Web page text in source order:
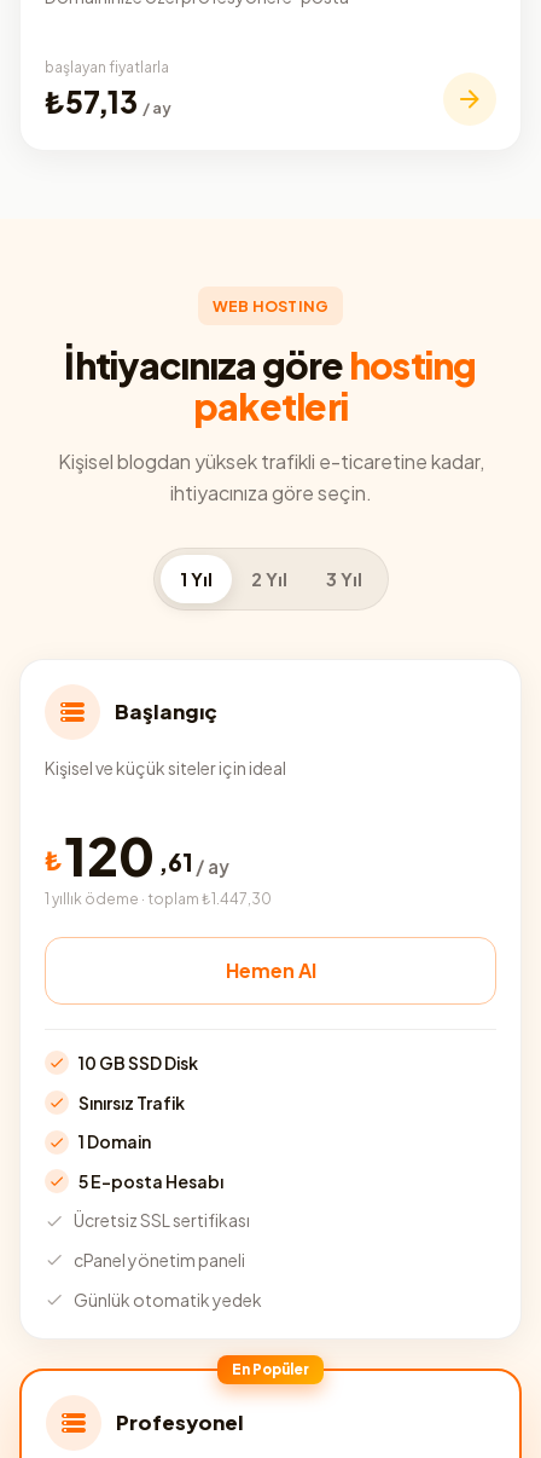
başlayan fiyatlarla
₺57,13 / ay
WEB HOSTING
İhtiyacınıza görehosting
paketleri
Kişisel blogdan yüksek trafikli e-ticaretine kadar,
ihtiyacınıza göre seçin.
1 Yıl 2 Yıl 3 Yıl
Başlangıç
Kişisel ve küçük siteler için ideal
₺120 ,61 / ay
1 yıllık ödeme · toplam ₺1.447,30
Hemen Al
10 GB SSD Disk
Sınırsız Trafik
1 Domain
5 E-posta Hesabı
Ücretsiz SSL sertifikası
cPanel yönetim paneli
Günlük otomatik yedek
En Popüler
Profesyonel